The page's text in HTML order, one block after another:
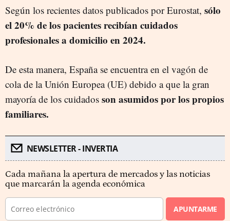
Según los recientes datos publicados por Eurostat, sólo
el 20% de los pacientes recibían cuidados
profesionales a domicilio en 2024.
De esta manera, España se encuentra en el vagón de
cola de la Unión Europea (UE) debido a que la gran
mayoría de los cuidados son asumidos por los propios
familiares.
NEWSLETTER - INVERTIA
Cada mañana la apertura de mercados y las noticias
que marcarán la agenda económica
APUNTARME